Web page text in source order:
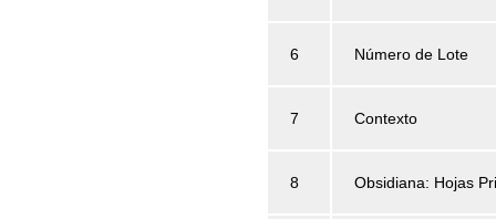
6 Número de Lote
7 Contexto
8 Obsidiana: Hojas